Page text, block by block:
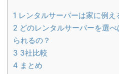
1 レンタルサーバーは家に例え
2 どのレンタルサーバーを選
られるの？
3 3社比較
4 まとめ